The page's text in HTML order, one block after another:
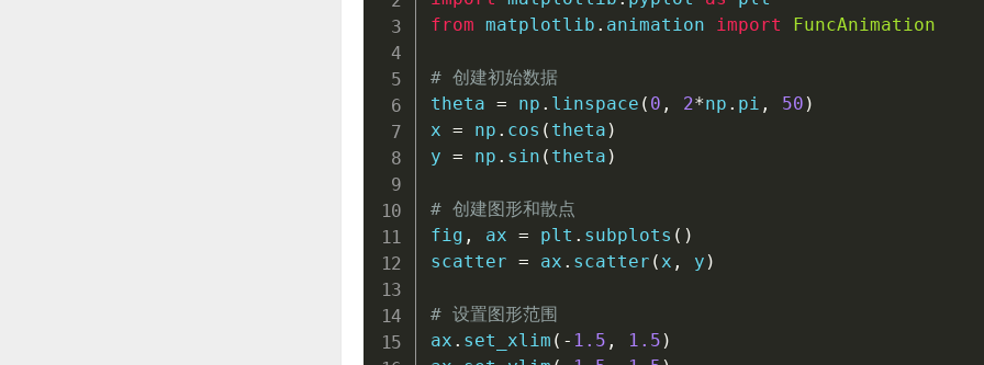
from matplotlib . animation import FuncAnimation
# 创建初始数据
theta = np . linspace ( 0 , 2*np . pi , 50 )
x = np . cos ( theta )
y = np . sin ( theta )
# 创建图形和散点
fig , ax = plt . subplots ( )
scatter = ax . scatter ( x , y )
# 设置图形范围
ax . set_xlim ( - 1.5 , 1.5 )